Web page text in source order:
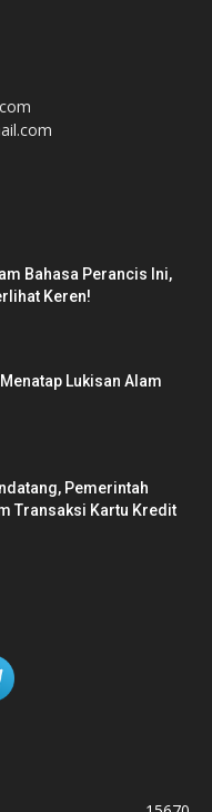
Bahasa Perancis Ini,
Keren!
Lukisan Alam
Pemerintah
Transaksi Kartu Kredit